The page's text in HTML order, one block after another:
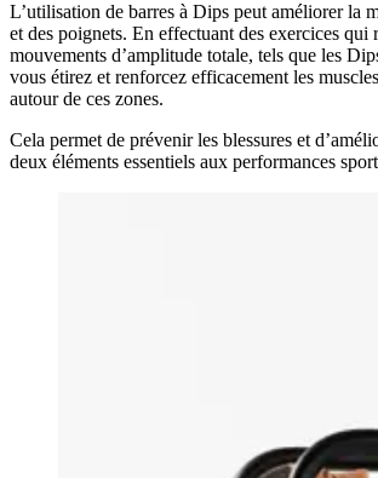
L’utilisation de barres à Dips peut améliorer la
et des poignets. En effectuant des exercices qui
mouvements d’amplitude totale, tels que les
vous étirez et renforcez efficacement les
autour de ces zones.
Cela permet de prévenir les blessures et
deux éléments essentiels aux performances